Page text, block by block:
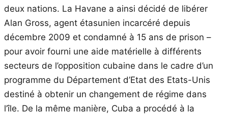
deux nations. La Havane a ainsi décidé de libérer
Alan Gross, agent étasunien incarcéré depuis
décembre 2009 et condamné à 15 ans de prison –
pour avoir fourni une aide matérielle à différents
secteurs de l’opposition cubaine dans le cadre d’un
programme du Département d’Etat des Etats-Unis
destiné à obtenir un changement de régime dans
l’île. De la même manière, Cuba a procédé à la